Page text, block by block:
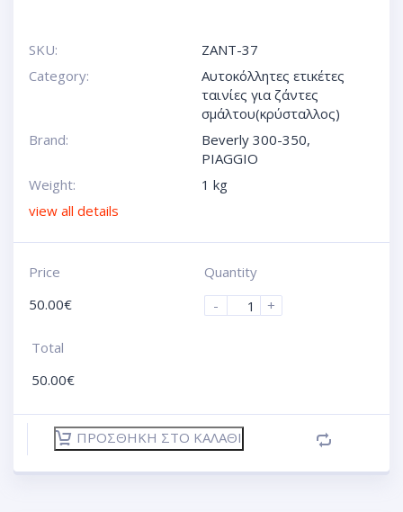
SKU:
ZANT-37
Category:
Αυτοκόλλητες ετικέτες
ταινίες για ζάντες
σμάλτου(κρύσταλλος)
Brand:
Beverly 300-350,
PIAGGIO
Weight:
1 kg
view all details
Price
50.00€
Quantity
-
+
Total
50.00€
ΠΡΟΣΘΉΚΗ ΣΤΟ ΚΑΛΆΘΙ